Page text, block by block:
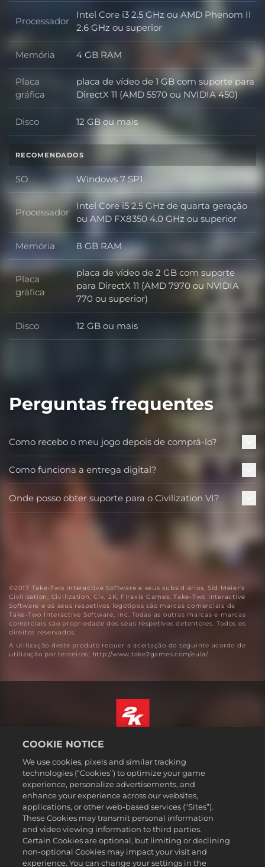
Processador Processador
Intel Core i3 2.5 GHz ou AMD Phenom II
2.6 GHz ou superior
Memória Memória
4 GB RAM
Placa
gráfica
Placa gráfica
placa de vídeo de 1 GB com suporte para
DirectX 11 (AMD 5570 ou NVIDIA 450)
Disco Disco
12 GB ou mais
RECOMENDADOS
SO SO
Windows 7 SP1
Processador Processador
Intel Core i5 2.5 GHz de quarta geração
ou AMD FX8350 4.0 GHz ou superior
Memória Memória
8 GB RAM
Placa
gráfica
Placa gráfica
placa de vídeo de 2 GB com suporte
para DirectX 11 (AMD 7970 ou NVIDIA
770 ou superior)
Disco Disco
12 GB ou mais
Perguntas frequentes
Como recebo o meu jogo depois de comprá-lo?
Como funciona a entrega digital?
Onde posso obter suporte para o Civilization VI?
©2017 Take-Two Interactive Software e seus subsidiários. Sid Meier’s
Civilization, Civilization, Civ, 2K, Firaxis Games, Take-Two Interactive
Software e os seus respetivos logótipos são marcas comerciais da
Take-Two Interactive Software, Inc. Todas as outras marcas e marcas
comerciais são propriedade dos seus respetivos detentores. Todos os
direitos reservados.
A utilização deste produto requer a aceitação do seguinte acordo de
utilização por terceiros: http://www.take2games.com/eula/
Informação jurídica
Política de Privacidade
Política de Cookies
Apoio ao cliente
Não partilhar nem vender as minhas informações pessoais
Order Lookup & Refunds
2K Ad Partners
COOKIE NOTICE
We use cookies, pixels and similar tracking
technologies (“Cookies”) to optimize your game
experience, personalize advertisements, and
enhance your experience across our websites,
applications, or other web-based services (“Sites”).
These Cookies may transmit personal information
and video viewing information to third parties.
Certain Cookies are optional, but limiting or declining
non-optional Cookies may impact your visit and
experience. You can change your settings in the